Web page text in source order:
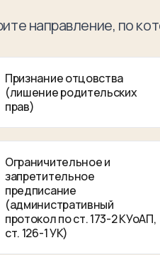
направление, по
Признание отцовства
(лишение родительских
прав)
Ограничительное и
запретительное
предписание
(административный
протокол по ст. 173-2 КУоАП,
ст. 126-1 УК)